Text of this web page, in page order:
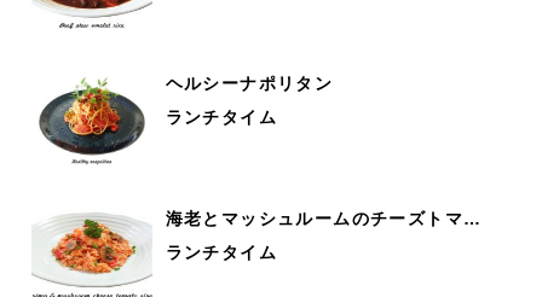
ヘルシーナポリタン
ランチタイム
海老とマッシュルームのチーズトマ…
ランチタイム